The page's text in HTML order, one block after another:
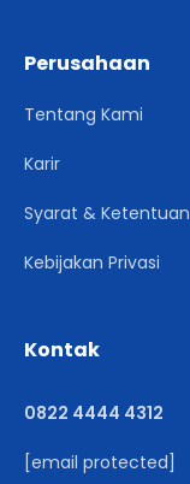
Perusahaan
Tentang Kami
Karir
Syarat & Ketentuan
Kebijakan Privasi
Kontak
0822 4444 4312
[email protected]